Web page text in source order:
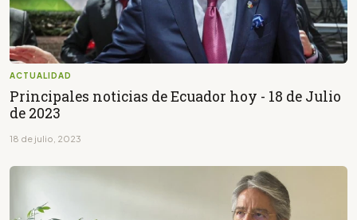
ACTUALIDAD
Principales noticias de Ecuador hoy - 18 de Julio
de 2023
18 de julio, 2023